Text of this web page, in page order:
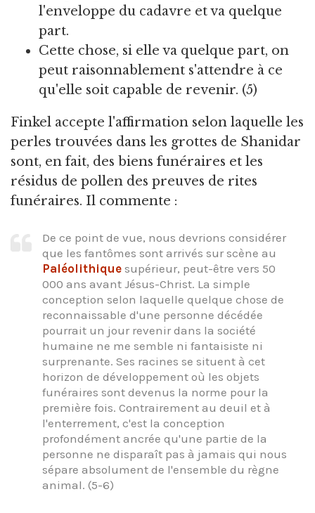
l'enveloppe du cadavre et va quelque
part.
Cette chose, si elle va quelque part, on
peut raisonnablement s'attendre à ce
qu'elle soit capable de revenir. (5)
Finkel accepte l'affirmation selon laquelle les
perles trouvées dans les grottes de Shanidar
sont, en fait, des biens funéraires et les
résidus de pollen des preuves de rites
funéraires. Il commente :
De ce point de vue, nous devrions considérer
que les fantômes sont arrivés sur scène au
Paléolithique supérieur, peut-être vers 50
000 ans avant Jésus-Christ. La simple
conception selon laquelle quelque chose de
reconnaissable d'une personne décédée
pourrait un jour revenir dans la société
humaine ne me semble ni fantaisiste ni
surprenante. Ses racines se situent à cet
horizon de développement où les objets
funéraires sont devenus la norme pour la
première fois. Contrairement au deuil et à
l'enterrement, c'est la conception
profondément ancrée qu'une partie de la
personne ne disparaît pas à jamais qui nous
sépare absolument de l'ensemble du règne
animal. (5-6)